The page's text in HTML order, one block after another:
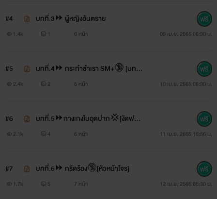
#4 บทที่.3⏩ ผู้หญิงอันตราย
1.4k 1 6 หน้า 09 เม.ย. 2565 05:30 น.
#5
บทที่.4⏩ กระทำชำเรา SM+🔞 [บทลง
โทษ]
2.4k 2 5 หน้า 10 เม.ย. 2565 05:30 น.
#6
บทที่.5⏩กางเกงในอุดปาก💢[งัดฟาด
ปาก]
2.1k 4 6 หน้า 11 เม.ย. 2565 16:56 น.
#7 บทที่.6⏩ กรีดร้อง🔞[หัวหน้าโจร]
1.7k 5 7 หน้า 12 เม.ย. 2565 05:30 น.